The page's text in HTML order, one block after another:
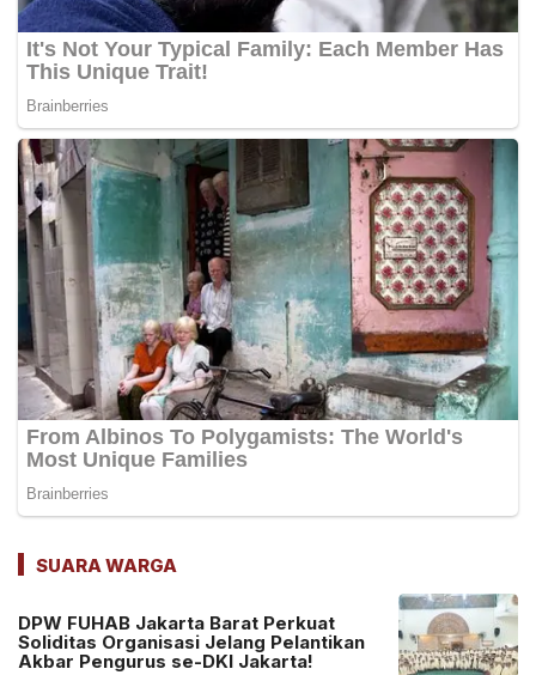
SUARA WARGA
DPW FUHAB Jakarta Barat Perkuat
Soliditas Organisasi Jelang Pelantikan
Akbar Pengurus se-DKI Jakarta!